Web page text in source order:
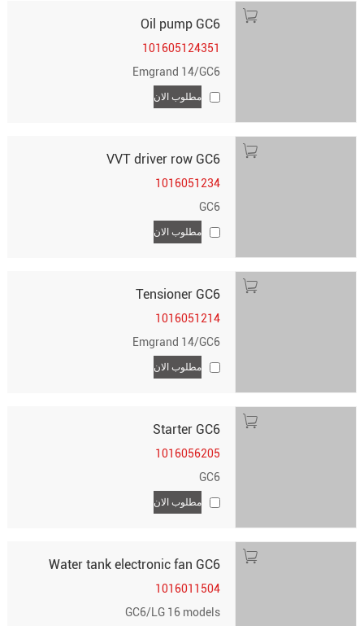
Oil pump GC6
101605124351
Emgrand 14/GC6
مطلوب الان
VVT driver row GC6
1016051234
GC6
مطلوب الان
Tensioner GC6
1016051214
Emgrand 14/GC6
مطلوب الان
Starter GC6
1016056205
GC6
مطلوب الان
Water tank electronic fan GC6
1016011504
GC6/LG 16 models